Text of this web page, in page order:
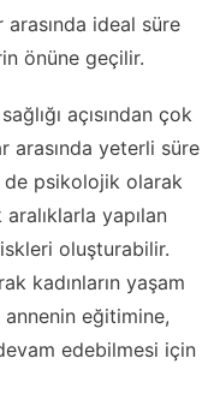
ideal süre
önüne geçilir.
açısından çok
arasında yeterli süre
de psikolojik olarak
aralıklarla yapılan
oluşturabilir.
kadınların yaşam
eğitimine,
edebilmesi için